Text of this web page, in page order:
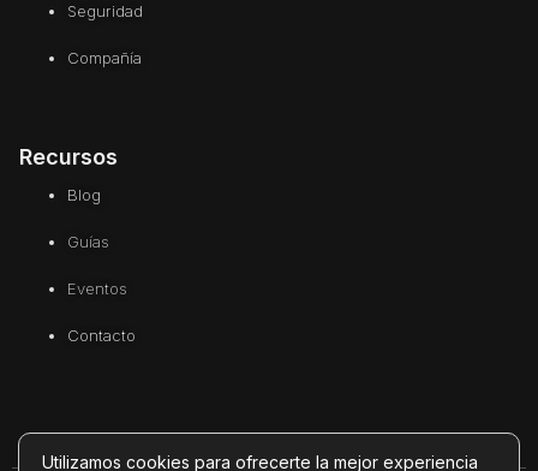
Seguridad
Compañía
Recursos
Blog
Guías
Eventos
Contacto
Utilizamos cookies para ofrecerte la mejor experiencia